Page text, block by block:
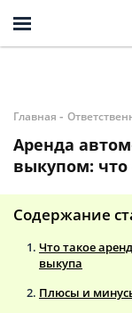
Главная -
Аренда
выкупом: что
Содержание
Что такое
выкупа
Плюсы и